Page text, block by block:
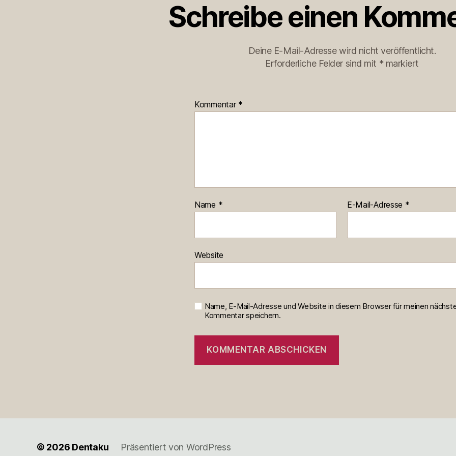
Schreibe einen
Deine E-Mail-Adresse wird nicht veröffentlicht.
Erforderliche Felder sind mit * markiert
Kommentar *
Name * E-Mail-Adresse *
Website
Name, E-Mail-Adresse und Website in diesem Browser für meinen
Kommentar speichern.
© 2026 Dentaku Präsentiert von WordPress